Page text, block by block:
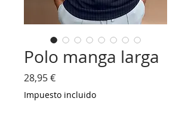
Polo manga larga
28,95 €Precio
Impuesto incluido